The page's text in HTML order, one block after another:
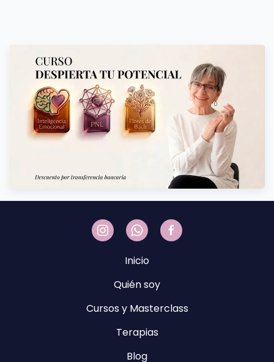
Inicio
Quién soy
Cursos y Masterclass
Terapias
Blog